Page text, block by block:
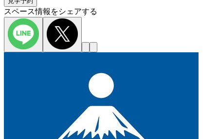
スペース情報をシェアする